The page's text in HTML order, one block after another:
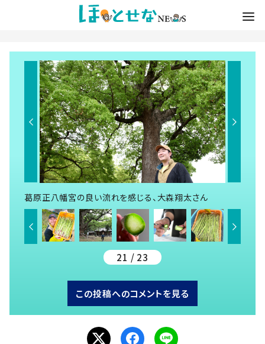
葛原正八幡宮の良い流れを感じる、大森翔太さん
21 / 23
この投稿へのコメントを見る